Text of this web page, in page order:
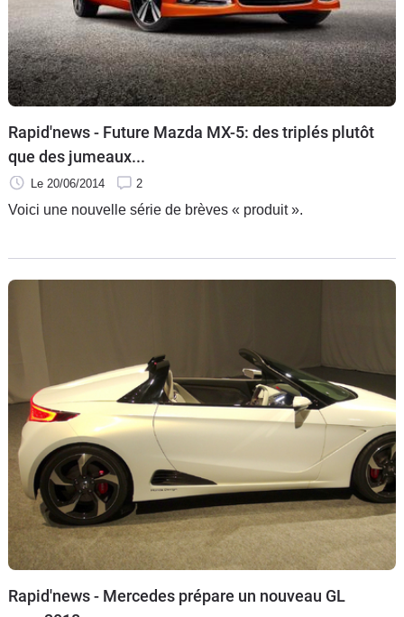
Rapid'news - Future Mazda MX-5: des triplés plutôt
que des jumeaux...
Le 20/06/2014 2
Voici une nouvelle série de brèves « produit ».
Rapid'news - Mercedes prépare un nouveau GL